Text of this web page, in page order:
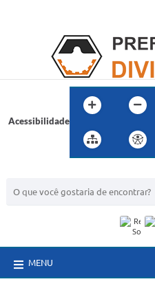
Acessibilidade
MENU